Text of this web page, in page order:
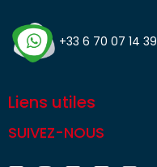
+33 6 70 07 14 39
Liens utiles
SUIVEZ-NOUS